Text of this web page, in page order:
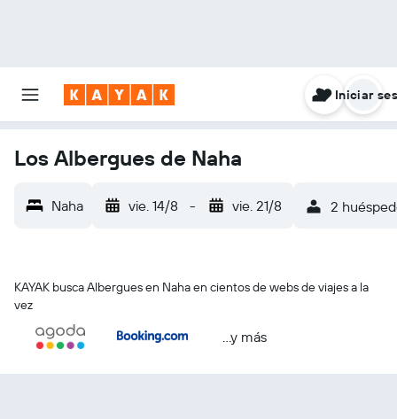
Iniciar
Los Albergues de Naha
Naha vie. 14/8 - vie. 21/8 2
KAYAK busca Albergues en Naha en cientos de webs de viajes a la
vez
...y más